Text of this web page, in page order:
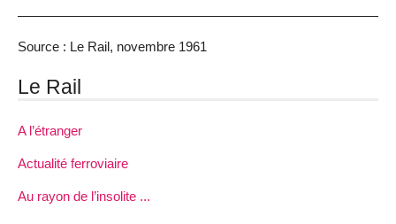
Source : Le Rail, novembre 1961
Le Rail
A l’étranger
Actualité ferroviaire
Au rayon de l’insolite ...